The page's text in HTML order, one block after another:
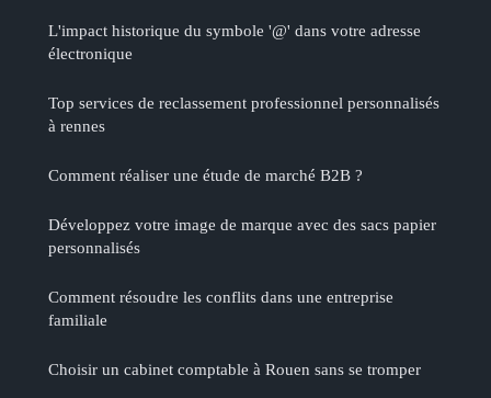
L'impact historique du symbole '@' dans votre adresse
électronique
Top services de reclassement professionnel personnalisés
à rennes
Comment réaliser une étude de marché B2B ?
Développez votre image de marque avec des sacs papier
personnalisés
Comment résoudre les conflits dans une entreprise
familiale
Choisir un cabinet comptable à Rouen sans se tromper